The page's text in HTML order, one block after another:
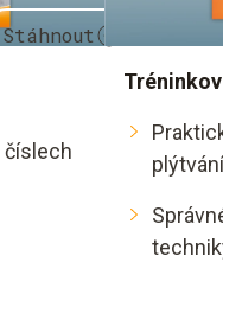
Stáhnout
číslech
Tréninková
plýtvání
Správné
techniky